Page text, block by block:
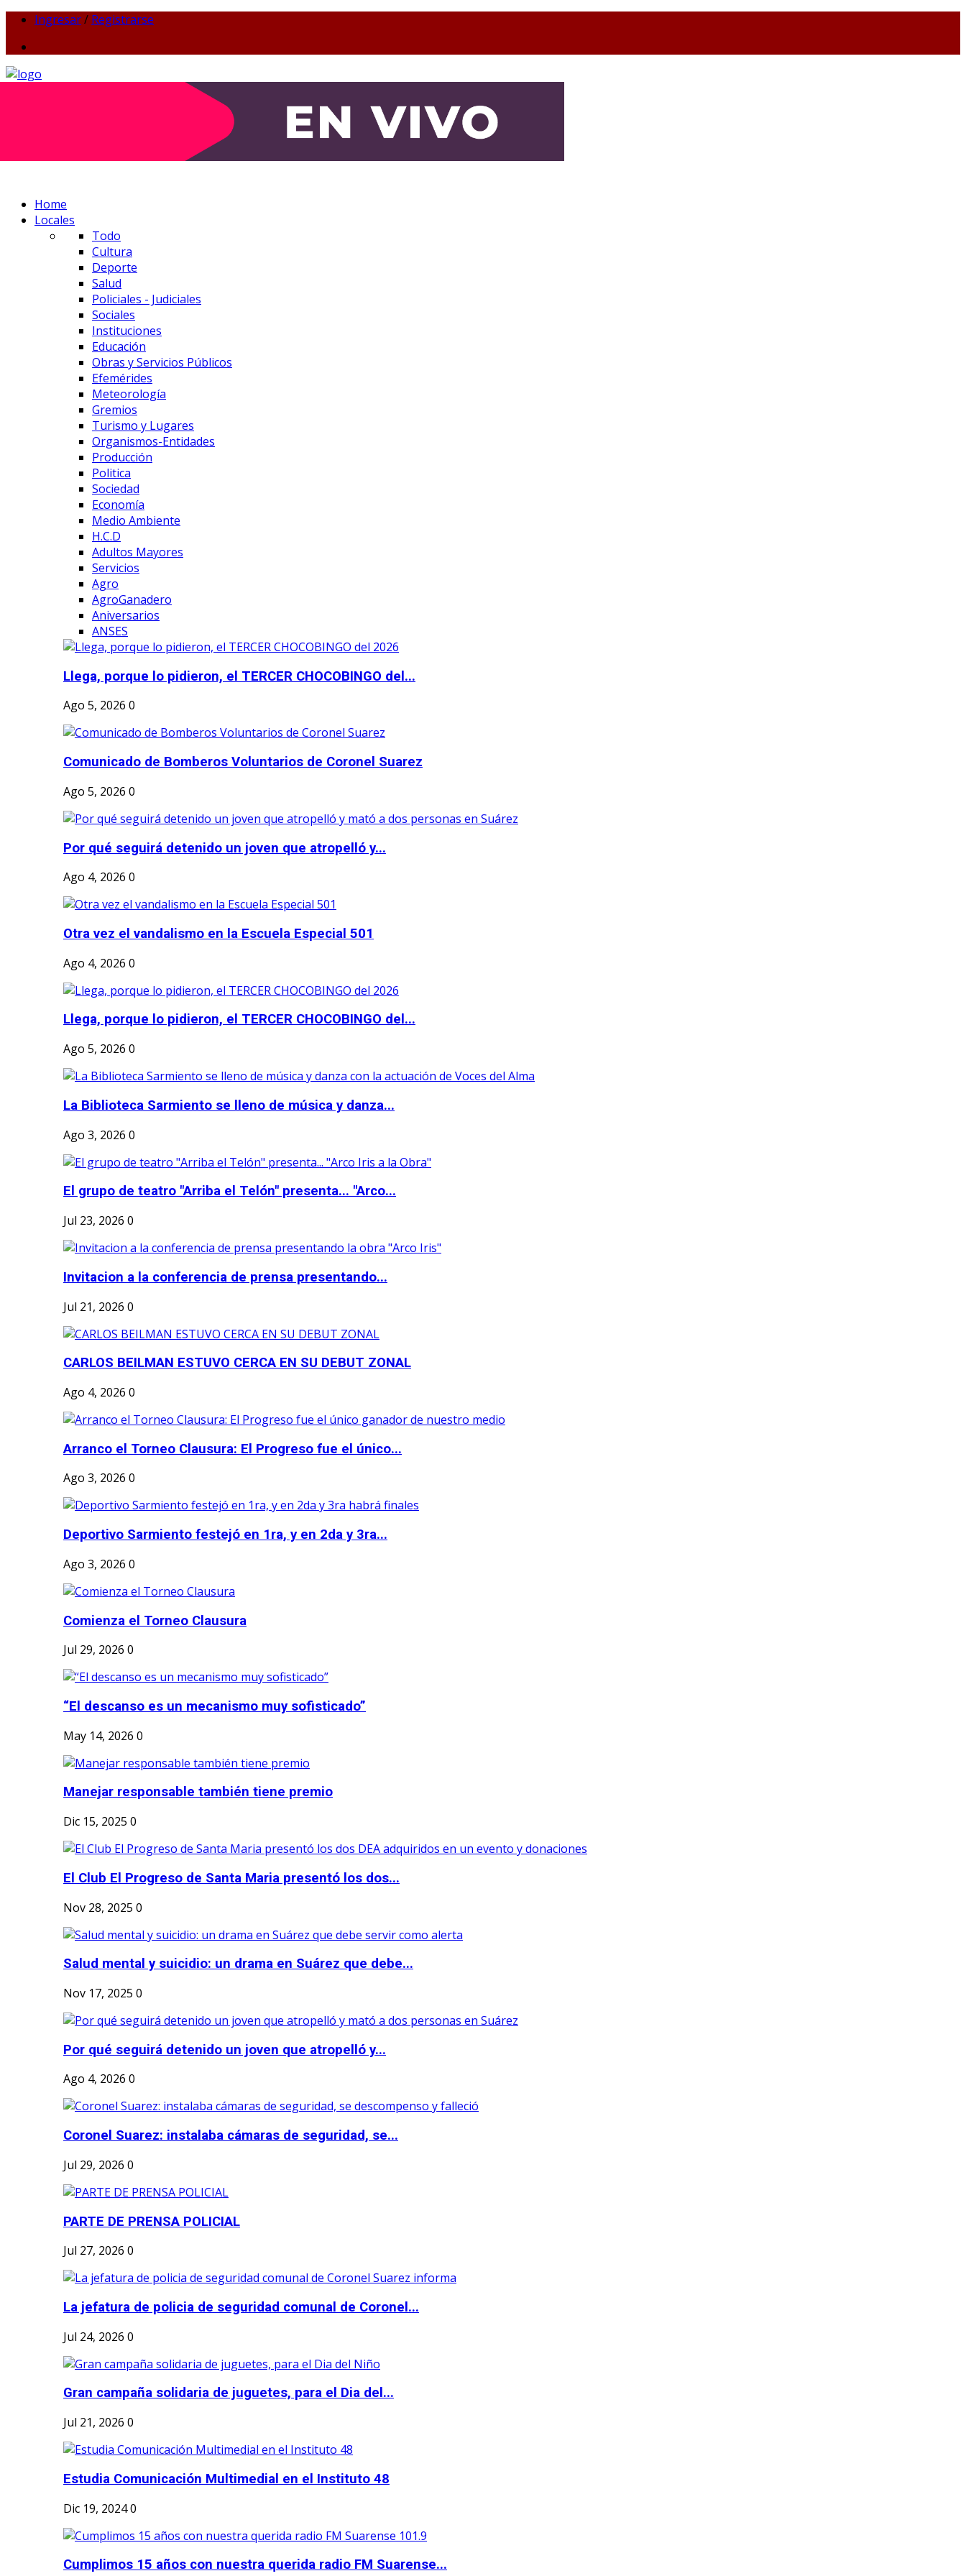
Ingresar/ Registrarse
Home
Locales
Todo
Cultura
Deporte
Salud
Policiales - Judiciales
Sociales
Instituciones
Educación
Obras y Servicios Públicos
Efemérides
Meteorología
Gremios
Turismo y Lugares
Organismos-Entidades
Producción
Politica
Sociedad
Economía
Medio Ambiente
H.C.D
Adultos Mayores
Servicios
Agro
AgroGanadero
Aniversarios
ANSES
Llega, porque lo pidieron, el TERCER CHOCOBINGO del...
Ago 5, 2026 0
Comunicado de Bomberos Voluntarios de Coronel Suarez
Ago 5, 2026 0
Por qué seguirá detenido un joven que atropelló y...
Ago 4, 2026 0
Otra vez el vandalismo en la Escuela Especial 501
Ago 4, 2026 0
Llega, porque lo pidieron, el TERCER CHOCOBINGO del...
Ago 5, 2026 0
La Biblioteca Sarmiento se lleno de música y danza...
Ago 3, 2026 0
El grupo de teatro "Arriba el Telón" presenta... "Arco...
Jul 23, 2026 0
Invitacion a la conferencia de prensa presentando...
Jul 21, 2026 0
CARLOS BEILMAN ESTUVO CERCA EN SU DEBUT ZONAL
Ago 4, 2026 0
Arranco el Torneo Clausura: El Progreso fue el único...
Ago 3, 2026 0
Deportivo Sarmiento festejó en 1ra, y en 2da y 3ra...
Ago 3, 2026 0
Comienza el Torneo Clausura
Jul 29, 2026 0
“El descanso es un mecanismo muy sofisticado”
May 14, 2026 0
Manejar responsable también tiene premio
Dic 15, 2025 0
El Club El Progreso de Santa Maria presentó los dos...
Nov 28, 2025 0
Salud mental y suicidio: un drama en Suárez que debe...
Nov 17, 2025 0
Por qué seguirá detenido un joven que atropelló y...
Ago 4, 2026 0
Coronel Suarez: instalaba cámaras de seguridad, se...
Jul 29, 2026 0
PARTE DE PRENSA POLICIAL
Jul 27, 2026 0
La jefatura de policia de seguridad comunal de Coronel...
Jul 24, 2026 0
Gran campaña solidaria de juguetes, para el Dia del...
Jul 21, 2026 0
Estudia Comunicación Multimedial en el Instituto 48
Dic 19, 20240
Cumplimos 15 años con nuestra querida radio FM Suarense...